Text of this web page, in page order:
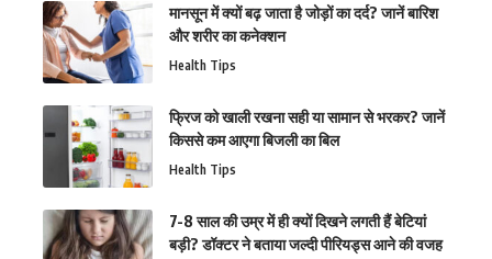
मानसून में क्यों बढ़ जाता है जोड़ों का दर्द? जानें बारिश
और शरीर का कनेक्शन
Health Tips
फ्रिज को खाली रखना सही या सामान से भरकर? जानें
किससे कम आएगा बिजली का बिल
Health Tips
7-8 साल की उम्र में ही क्यों दिखने लगती हैं बेटियां
बड़ी? डॉक्टर ने बताया जल्दी पीरियड्स आने की वजह